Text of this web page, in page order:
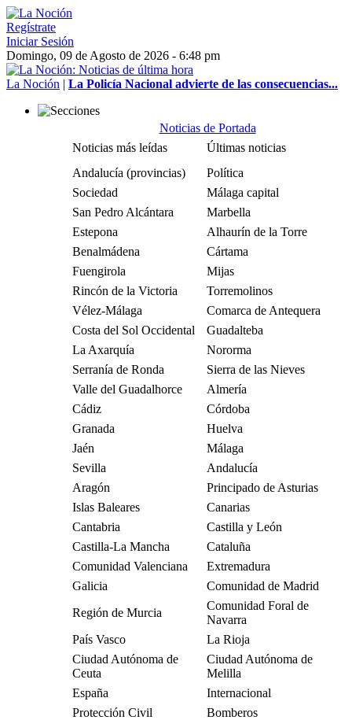
Regístrate
Iniciar Sesión
Domingo, 09 de Agosto de 2026 - 6:48 pm
La Noción | La Policía Nacional advierte de las consecuencias...
Noticias de Portada
Noticias más leídas
Últimas noticias
Andalucía (provincias)
Política
Sociedad
Málaga capital
San Pedro Alcántara
Marbella
Estepona
Alhaurín de la Torre
Benalmádena
Cártama
Fuengirola
Mijas
Rincón de la Victoria
Torremolinos
Vélez-Málaga
Comarca de Antequera
Costa del Sol Occidental
Guadalteba
La Axarquía
Nororma
Serranía de Ronda
Sierra de las Nieves
Valle del Guadalhorce
Almería
Cádiz
Córdoba
Granada
Huelva
Jaén
Málaga
Sevilla
Andalucía
Aragón
Principado de Asturias
Islas Baleares
Canarias
Cantabria
Castilla y León
Castilla-La Mancha
Cataluña
Comunidad Valenciana
Extremadura
Galicia
Comunidad de Madrid
Región de Murcia
Comunidad Foral de
Navarra
País Vasco
La Rioja
Ciudad Autónoma de
Ceuta
Ciudad Autónoma de
Melilla
España
Internacional
Protección Civil
Bomberos